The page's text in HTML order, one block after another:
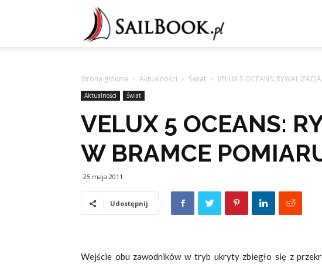
Strona główna Aktualności Świat VELUX 5 OCEANS:
Aktualności Świat
VELUX 5 OCEANS:
W BRAMCE
25 maja 2011
Udostępnij
Wejście obu zawodników w tryb ukryty zbiegło się z